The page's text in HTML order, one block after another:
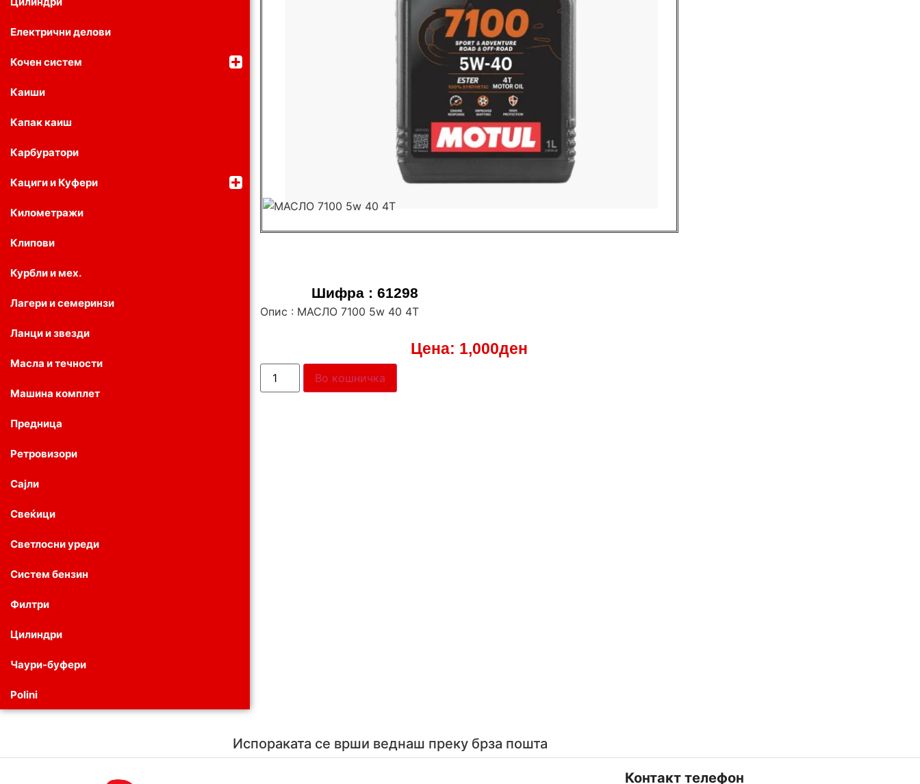
Електрични делови
Кочен систем
Каиши
Капак каиш
Карбуратори
Кациги и Куфери
Километражи
Клипови
Курбли и мех.
Лагери и семеринзи
Ланци и звезди
Масла и течности
Машина комплет
Предница
Ретровизори
Сајли
Свеќици
Светлосни уреди
Систем бензин
Филтри
Цилиндри
Чаури-буфери
Polini
Шифра : 61298
Опис : МАСЛО 7100 5w 40 4T
Цена: 1,000ден
Во кошничка
Испораката се врши веднаш преку брза пошта
Контакт телефон